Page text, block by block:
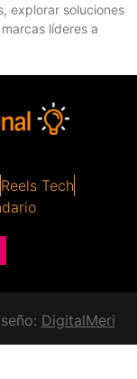
explorar soluciones
líderes a
Reels Tech
DigitalMeri